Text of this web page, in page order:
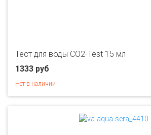
Тест для воды СО2-Test 15 мл
1333 руб
Нет в наличии